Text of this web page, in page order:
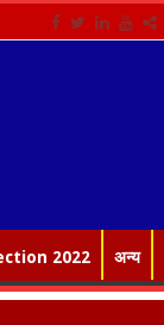
2022 अन्य